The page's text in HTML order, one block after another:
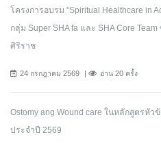
โครงการอบรม "Spiritual Healthcare in
กลุ่ม Super SHA fa และ SHA Core
ศิริราช
24 กรกฎาคม 2569 อ่าน 20 ครั้ง
Ostomy ang Wound care ในหลักสูตรหัว
ประจำปี 2569